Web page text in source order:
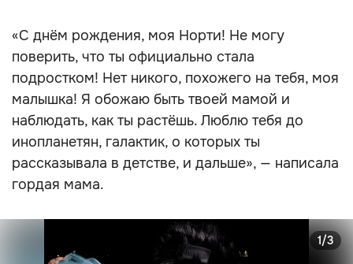
«С днём рождения, моя Норти! Не могу
поверить, что ты официально стала
подростком! Нет никого, похожего на тебя, моя
малышка! Я обожаю быть твоей мамой и
наблюдать, как ты растёшь. Люблю тебя до
инопланетян, галактик, о которых ты
рассказывала в детстве, и дальше», — написала
гордая мама.
1/3